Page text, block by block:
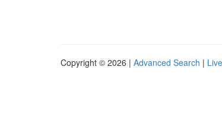
Copyright © 2026 | Advanced Search | Live